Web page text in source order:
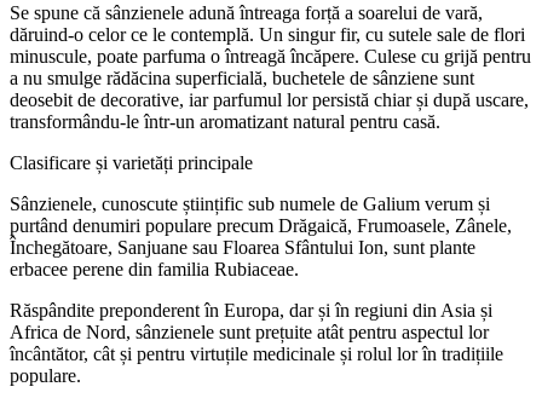
Se spune că sânzienele adună întreaga forță a soarelui de vară,
dăruind-o celor ce le contemplă. Un singur fir, cu sutele sale de flori
minuscule, poate parfuma o întreagă încăpere. Culese cu grijă pentru
a nu smulge rădăcina superficială, buchetele de sânziene sunt
deosebit de decorative, iar parfumul lor persistă chiar și după uscare,
transformându-le într-un aromatizant natural pentru casă.
Clasificare și varietăți principale
Sânzienele, cunoscute științific sub numele de Galium verum și
purtând denumiri populare precum Drăgaică, Frumoasele, Zânele,
Închegătoare, Sanjuane sau Floarea Sfântului Ion, sunt plante
erbacee perene din familia Rubiaceae.
Răspândite preponderent în Europa, dar și în regiuni din Asia și
Africa de Nord, sânzienele sunt prețuite atât pentru aspectul lor
încântător, cât și pentru virtuțile medicinale și rolul lor în tradițiile
populare.